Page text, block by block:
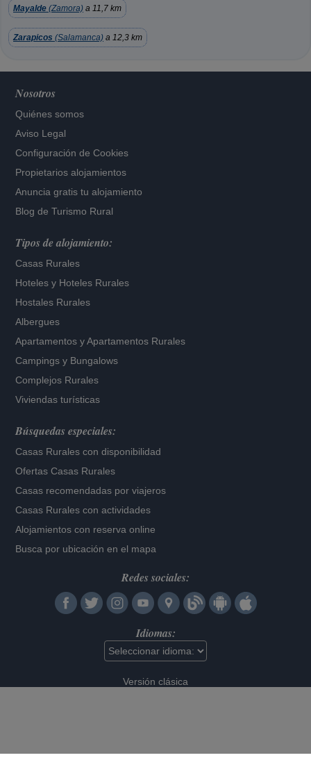
Mayalde (Zamora) a 11,7 km
Zarapicos (Salamanca) a 12,3 km
Nosotros
Quiénes somos
Aviso Legal
Configuración de Cookies
Propietarios alojamientos
Anuncia gratis tu alojamiento
Blog de Turismo Rural
Tipos de alojamiento:
Casas Rurales
Hoteles y Hoteles Rurales
Hostales Rurales
Albergues
Apartamentos yApartamentos Rurales
Campings y Bungalows
Complejos Rurales
Viviendas turísticas
Búsquedas especiales:
Casas Rurales con disponibilidad
Ofertas Casas Rurales
Casas recomendadas por viajeros
Casas Rurales con actividades
Alojamientos con reserva online
Busca por ubicación en el mapa
Redes sociales:
Idiomas:
Versión clásica